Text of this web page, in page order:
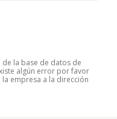
la base de datos de
algún error por favor
empresa a la dirección